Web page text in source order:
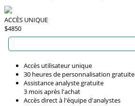
ACCÈS UNIQUE
$4850
Accès utilisateur unique
30 heures de personnalisation gratuite
Assistance analyste gratuite
3 mois après l'achat
Accès direct à l'équipe d'analystes